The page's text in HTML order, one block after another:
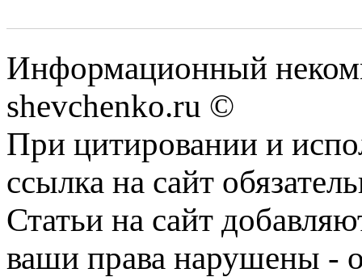
Информационный
shevchenko.ru ©
При цитировании и
ссылка на сайт
Статьи на сайт
ваши права нарушены -